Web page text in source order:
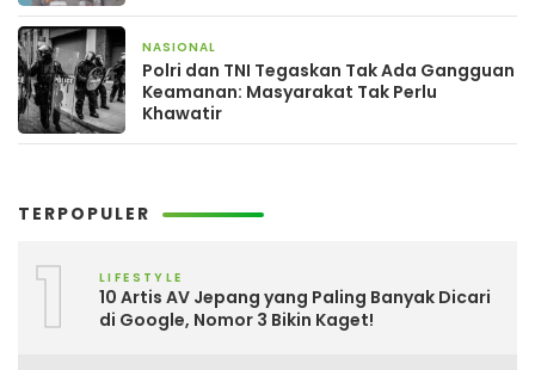
NASIONAL
Polri dan TNI Tegaskan Tak Ada Gangguan
Keamanan: Masyarakat Tak Perlu
Khawatir
TERPOPULER
1 LIFESTYLE
10 Artis AV Jepang yang Paling Banyak Dicari
di Google, Nomor 3 Bikin Kaget!